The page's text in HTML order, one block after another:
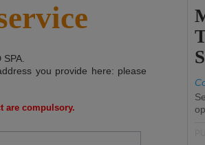
SPA
you provide here: please
are compulsory.